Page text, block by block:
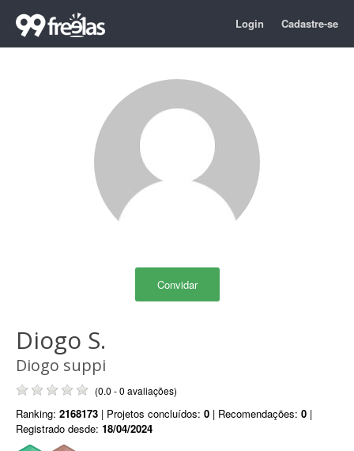
Login Cadastre-se
Convidar
Diogo S.
Diogo suppi
(0.0 - 0 avaliações)
Ranking: 2168173 | Projetos concluídos: 0 | Recomendações: 0 |
Registrado desde: 18/04/2024